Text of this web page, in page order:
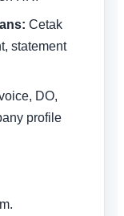
Cetak
statement
DO,
profile